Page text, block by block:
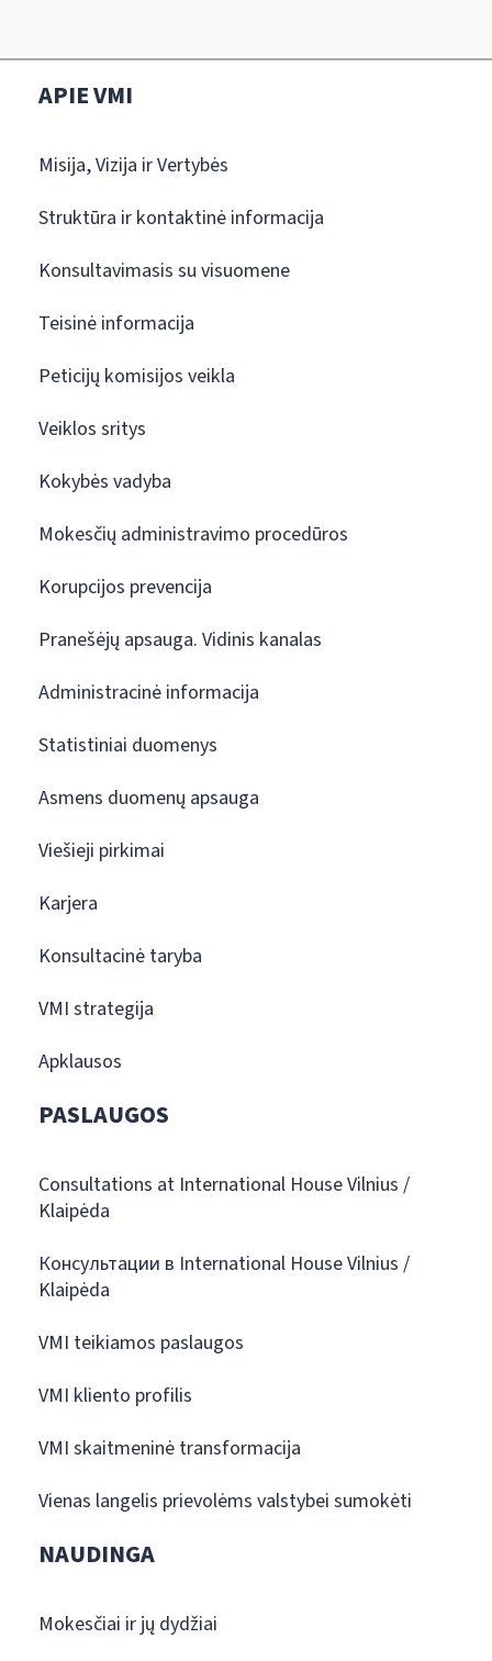
APIE VMI
Misija, Vizija ir Vertybės
Struktūra ir kontaktinė informacija
Konsultavimasis su visuomene
Teisinė informacija
Peticijų komisijos veikla
Veiklos sritys
Kokybės vadyba
Mokesčių administravimo procedūros
Korupcijos prevencija
Pranešėjų apsauga. Vidinis kanalas
Administracinė informacija
Statistiniai duomenys
Asmens duomenų apsauga
Viešieji pirkimai
Karjera
Konsultacinė taryba
VMI strategija
Apklausos
PASLAUGOS
Consultations at International House Vilnius /
Klaipėda
Консультации в International House Vilnius /
Klaipėda
VMI teikiamos paslaugos
VMI kliento profilis
VMI skaitmeninė transformacija
Vienas langelis prievolėms valstybei sumokėti
NAUDINGA
Mokesčiai ir jų dydžiai